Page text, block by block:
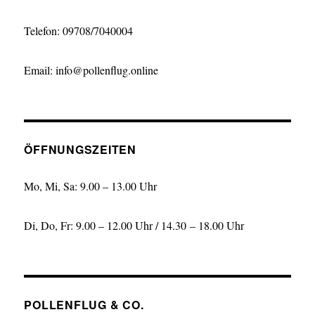
Telefon: 09708/7040004
Email: info@pollenflug.online
ÖFFNUNGSZEITEN
Mo, Mi, Sa: 9.00 – 13.00 Uhr
Di, Do, Fr: 9.00 – 12.00 Uhr / 14.30 – 18.00 Uhr
POLLENFLUG & CO.